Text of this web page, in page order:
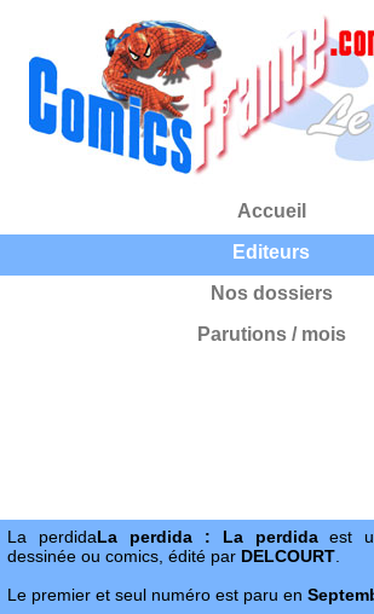
Accueil
Editeurs
Nos dossiers
Parutions / mois
La perdidaLa perdida : La perdidaest
dessinée ou comics, édité par DELCOURT
Le premier et seul numéro est paru en